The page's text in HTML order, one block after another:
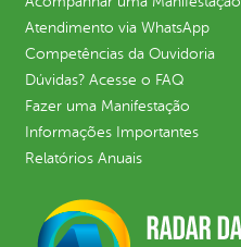
Atendimento via WhatsApp
Competências da Ouvidoria
Dúvidas? Acesse o FAQ
Fazer uma Manifestação
Informações Importantes
Relatórios Anuais